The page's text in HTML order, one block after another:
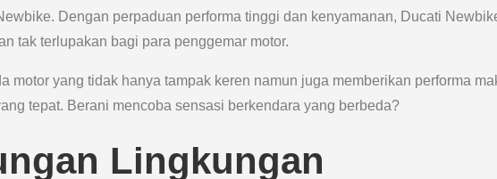
Dengan perpaduan performa tinggi dan kenyamanan, Ducati
tak terlupakan bagi para penggemar motor.
motor yang tidak hanya tampak keren namun juga memberikan performa
tepat. Berani mencoba sensasi berkendara yang berbeda?
Lingkungan